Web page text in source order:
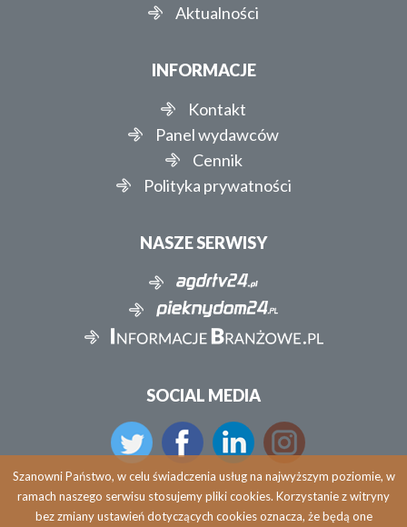
Aktualności
INFORMACJE
Kontakt
Panel wydawców
Cennik
Polityka prywatności
NASZE SERWISY
SOCIAL MEDIA
Szanowni Państwo, w celu świadczenia usług na najwyższym poziomie, w
ramach naszego serwisu stosujemy pliki cookies. Korzystanie z witryny
bez zmiany ustawień dotyczących cookies oznacza, że będą one